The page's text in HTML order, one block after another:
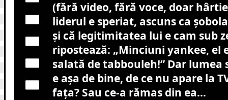
(fără video, fără voce, doar
liderul e speriat, ascuns ca
și că legitimitatea lui e cam sub
ripostează: „Minciuni yankee, el
salată de tabbouleh!” Dar lumea
e așa de bine, de ce nu apare la
fața? Sau ce-a rămas din ea…